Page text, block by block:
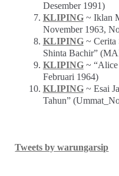
Desember 1991)
KLIPING~ Iklan
November 1963,
KLIPING~ Cerita
Shinta Bachir”
KLIPING~ “Alice
Februari 1964)
KLIPING~ Esai
Tahun”
Tweets by warungarsip